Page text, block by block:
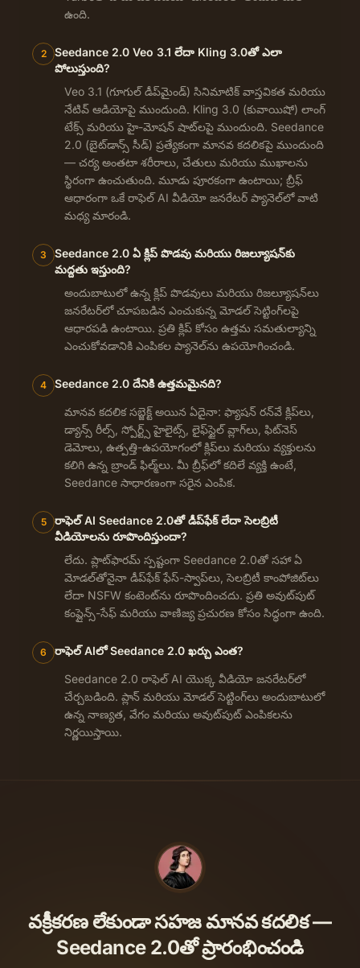
ఉంది.
2
Seedance 2.0 Veo 3.1 లేదా Kling 3.0తో ఎలా
పోలుస్తుంది?
Veo 3.1 (గూగుల్ డీప్‌మైండ్) సినిమాటిక్ వాస్తవికత మరియు
నేటివ్ ఆడియోపై ముందుంది. Kling 3.0 (కువాయిషో) లాంగ్
టేక్స్ మరియు హై-మోషన్ షాట్‌లపై ముందుంది. Seedance
2.0 (బైట్‌డాన్స్ సీడ్) ప్రత్యేకంగా మానవ కదలికపై ముందుంది
— చర్య అంతటా శరీరాలు, చేతులు మరియు ముఖాలను
స్థిరంగా ఉంచుతుంది. మూడు పూరకంగా ఉంటాయి; బ్రీఫ్
ఆధారంగా ఒకే రాఫెల్ AI వీడియో జనరేటర్ ప్యానెల్‌లో వాటి
మధ్య మారండి.
3
Seedance 2.0 ఏ క్లిప్ పొడవు మరియు రిజల్యూషన్‌కు
మద్దతు ఇస్తుంది?
అందుబాటులో ఉన్న క్లిప్ పొడవులు మరియు రిజల్యూషన్‌లు
జనరేటర్‌లో చూపబడిన ఎంచుకున్న మోడల్ సెట్టింగ్‌లపై
ఆధారపడి ఉంటాయి. ప్రతి క్లిప్ కోసం ఉత్తమ సమతుల్యాన్ని
ఎంచుకోవడానికి ఎంపికల ప్యానెల్‌ను ఉపయోగించండి.
4 Seedance 2.0 దేనికి ఉత్తమమైనది?
మానవ కదలిక సబ్జెక్ట్ అయిన ఏదైనా: ఫ్యాషన్ రన్‌వే క్లిప్‌లు,
డ్యాన్స్ రీల్స్, స్పోర్ట్స్ హైలైట్స్, లైఫ్‌స్టైల్ వ్లాగ్‌లు, ఫిట్‌నెస్
డెమోలు, ఉత్పత్తి-ఉపయోగంలో క్లిప్‌లు మరియు వ్యక్తులను
కలిగి ఉన్న బ్రాండ్ ఫిల్మ్‌లు. మీ బ్రీఫ్‌లో కదిలే వ్యక్తి ఉంటే,
Seedance సాధారణంగా సరైన ఎంపిక.
5
రాఫెల్ AI Seedance 2.0తో డీప్‌ఫేక్ లేదా సెలబ్రిటీ
వీడియోలను రూపొందిస్తుందా?
లేదు. ప్లాట్‌ఫారమ్ స్పష్టంగా Seedance 2.0తో సహా ఏ
మోడల్‌తోనైనా డీప్‌ఫేక్ ఫేస్-స్వాప్‌లు, సెలబ్రిటీ కాంపోజిట్‌లు
లేదా NSFW కంటెంట్‌ను రూపొందించదు. ప్రతి అవుట్‌పుట్
కంప్లైన్స్-సేఫ్ మరియు వాణిజ్య ప్రచురణ కోసం సిద్ధంగా ఉంది.
6 రాఫెల్ AIలో Seedance 2.0 ఖర్చు ఎంత?
Seedance 2.0 రాఫెల్ AI యొక్క వీడియో జనరేటర్‌లో
చేర్చబడింది. ప్లాన్ మరియు మోడల్ సెట్టింగ్‌లు అందుబాటులో
ఉన్న నాణ్యత, వేగం మరియు అవుట్‌పుట్ ఎంపికలను
నిర్ణయిస్తాయి.
వక్రీకరణ లేకుండా సహజ మానవ కదలిక —
Seedance 2.0తో ప్రారంభించండి